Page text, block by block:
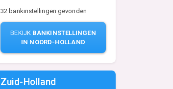
32 bankinstellingen gevonden
BEKIJK BANKINSTELLINGEN
IN NOORD-HOLLAND
Zuid-Holland